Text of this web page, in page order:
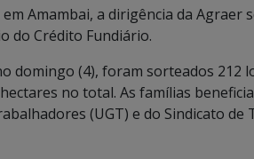
em Amambai, a dirigência da
do Crédito Fundiário.
domingo (4), foram sorteados 212
hectares no total. As famílias
(UGT) e do Sindicato